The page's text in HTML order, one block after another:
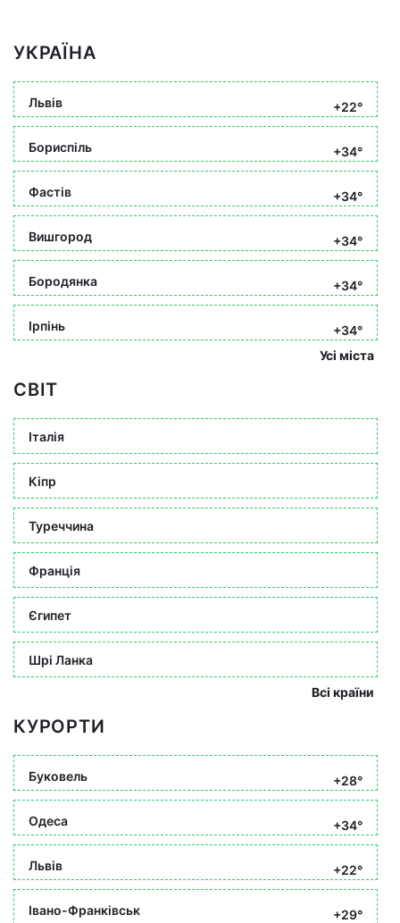
УКРАЇНА
Львів +22°
Бориспіль +34°
Фастів +34°
Вишгород +34°
Бородянка +34°
Ірпінь
+34°
Усі міста
СВІТ
Італія
Кіпр
Туреччина
Франція
Єгипет
Шрі Ланка
Всі країни
КУРОРТИ
Буковель +28°
Одеса +34°
Львів +22°
Івано-Франківськ +29°